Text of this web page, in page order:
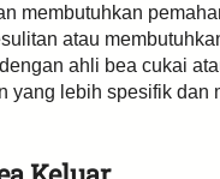
membutuhkan
atau
ahli bea cukai
yang lebih spesifik dan